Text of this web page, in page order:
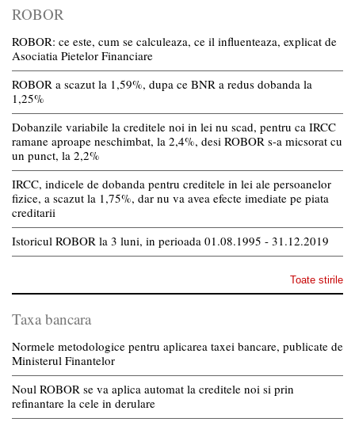
ROBOR
ROBOR: ce este, cum se calculeaza, ce il influenteaza, explicat de
Asociatia Pietelor Financiare
ROBOR a scazut la 1,59%, dupa ce BNR a redus dobanda la
1,25%
Dobanzile variabile la creditele noi in lei nu scad, pentru ca IRCC
ramane aproape neschimbat, la 2,4%, desi ROBOR s-a micsorat cu
un punct, la 2,2%
IRCC, indicele de dobanda pentru creditele in lei ale persoanelor
fizice, a scazut la 1,75%, dar nu va avea efecte imediate pe piata
creditarii
Istoricul ROBOR la 3 luni, in perioada 01.08.1995 - 31.12.2019
Toate stirile
Taxa bancara
Normele metodologice pentru aplicarea taxei bancare, publicate de
Ministerul Finantelor
Noul ROBOR se va aplica automat la creditele noi si prin
refinantare la cele in derulare